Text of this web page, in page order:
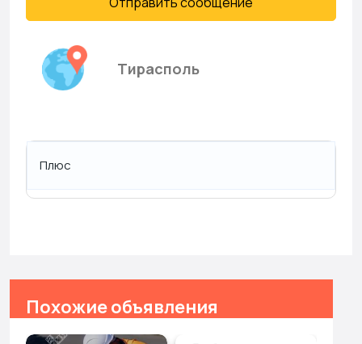
Тирасполь
Плюс
Похожие объявления